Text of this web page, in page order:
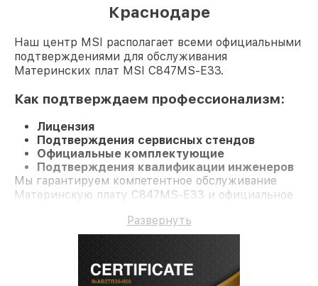
Краснодаре
Наш центр MSI располагает всеми официальными
подтверждениями для обслуживания
Материнских плат MSI C847MS-E33.
Как подтверждаем профессионализм:
Лицензия
Подтверждения сервисных стендов
Официальные комплектующие
Подтверждения квалификации инженеров
Мы гарантируем компетентное обслуживание
Материнскую плату C847MS-E33 и официальное
Развернуть